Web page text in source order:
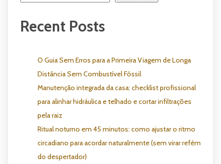
Recent Posts
O Guia Sem Erros para a Primeira Viagem de Longa
Distância Sem Combustível Fóssil
Manutenção integrada da casa: checklist profissional
para alinhar hidráulica e telhado e cortar infiltrações
pela raiz
Ritual noturno em 45 minutos: como ajustar o ritmo
circadiano para acordar naturalmente (sem virar refém
do despertador)